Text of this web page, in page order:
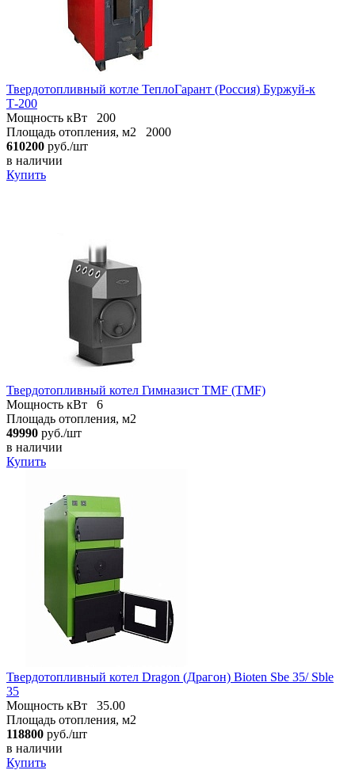
Твердотопливный котле ТеплоГарант (Россия) Буржуй-к
Т-200
Мощность кВт
200
Площадь отопления, м2
2000
610200 руб./шт
в наличии
Купить
Твердотопливный котел Гимназист TMF (TMF)
Мощность кВт
6
Площадь отопления, м2
49990 руб./шт
в наличии
Купить
Твердотопливный котел Dragon (Драгон) Bioten Sbe 35/ Sble
35
Мощность кВт
35.00
Площадь отопления, м2
118800 руб./шт
в наличии
Купить